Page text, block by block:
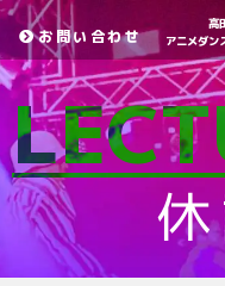
お問い合わせ
高
アニメダン